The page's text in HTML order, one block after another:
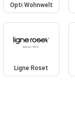
Opti Wohnwelt
Ligne Roset